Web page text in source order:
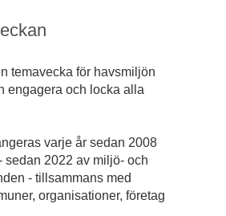
temavecka för havsmiljön
engagera och locka alla
varje år sedan 2008
sedan 2022 av miljö- och
- tillsammans med
organisationer, företag